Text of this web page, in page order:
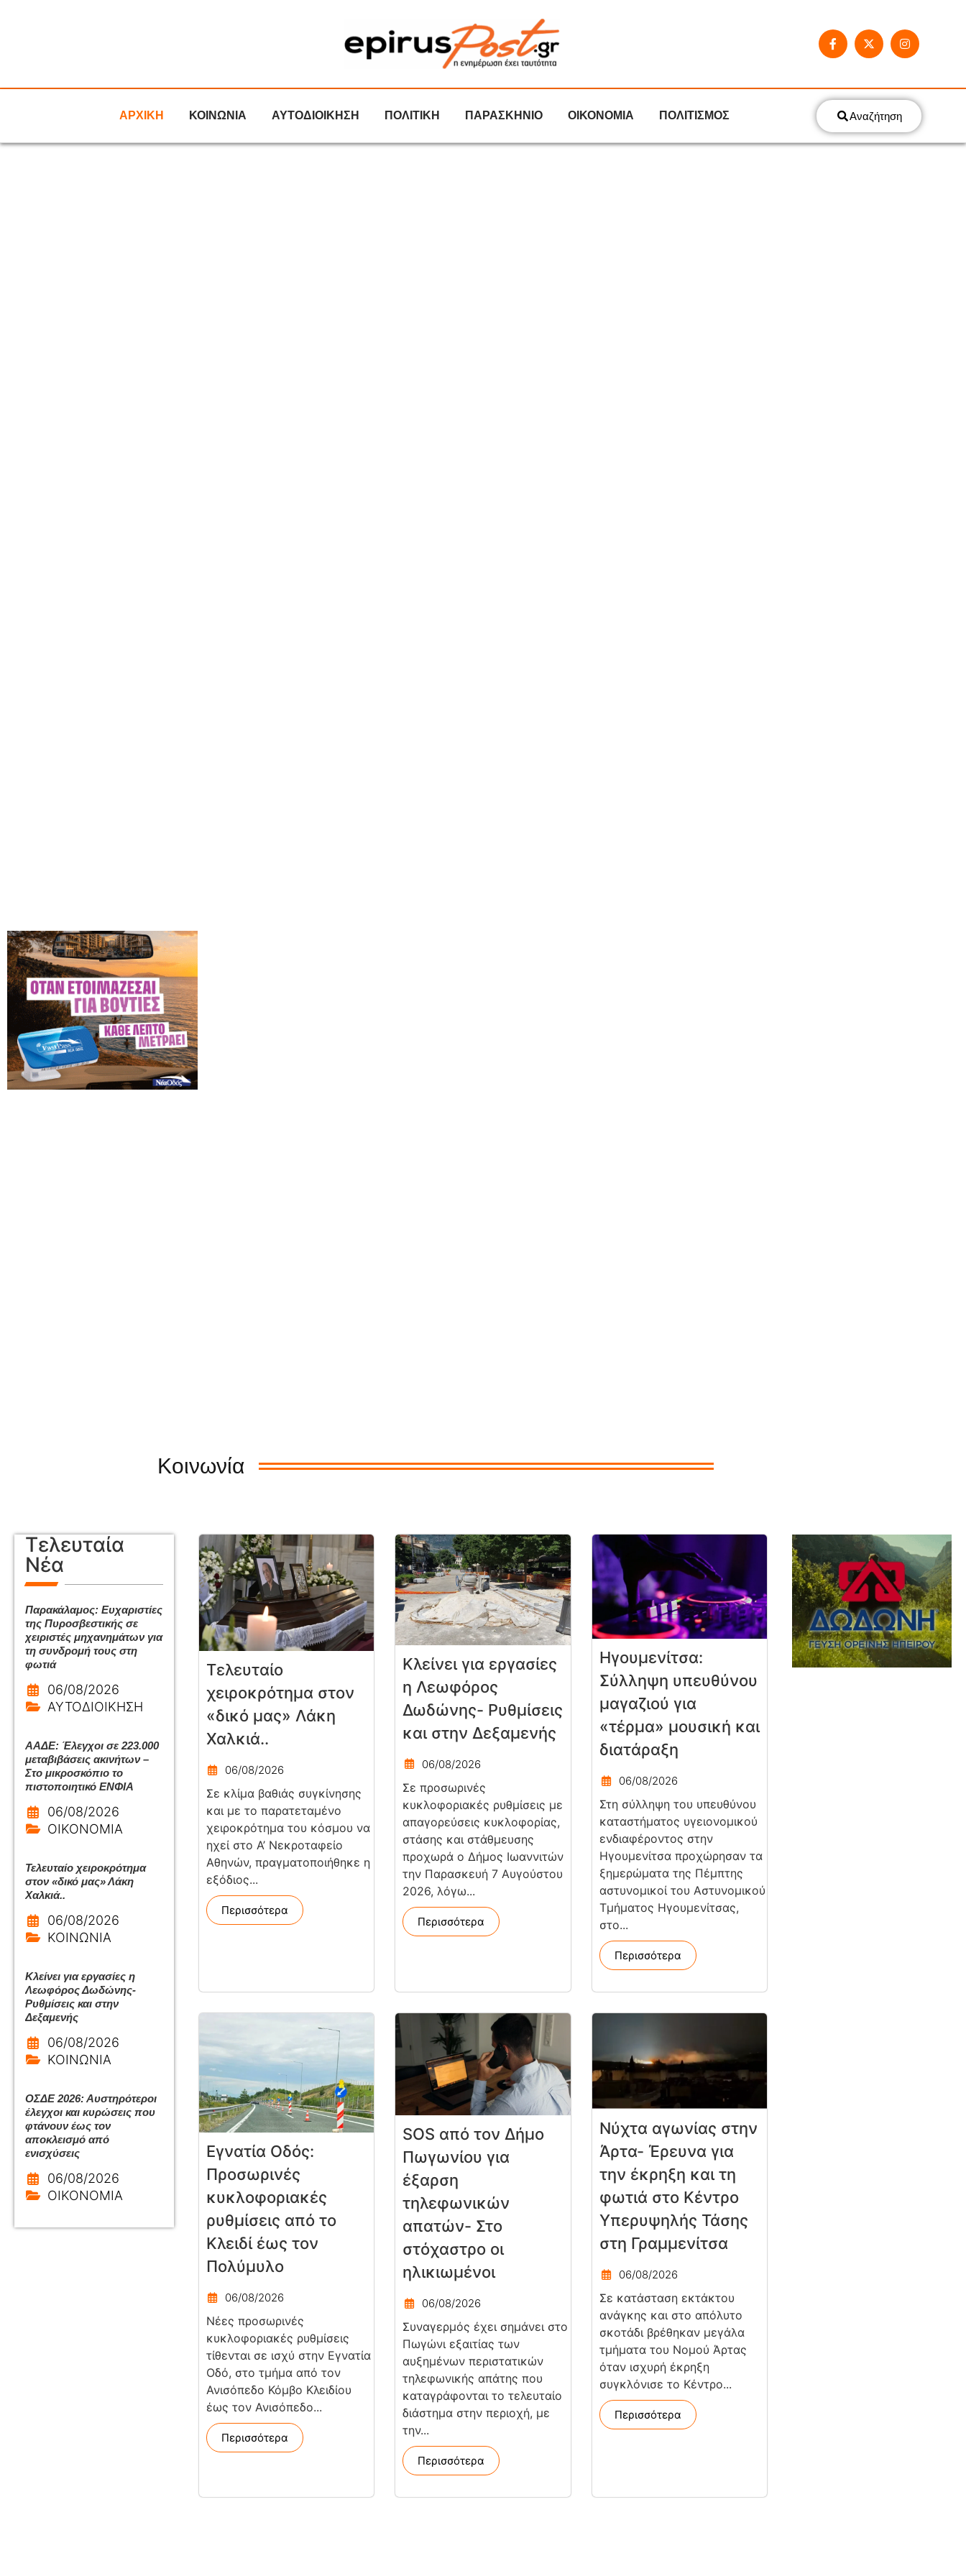
ΑΡΧΙΚΗ ΚΟΙΝΩΝΙΑ ΑΥΤΟΔΙΟΙΚΗΣΗ ΠΟΛΙΤΙΚΗ ΠΑΡΑΣΚΗΝΙΟ ΟΙΚΟΝΟΜΙΑ ΠΟΛΙΤΙΣΜΟΣ Αναζήτηση
Κοινωνία
Τελευταία
Νέα
Παρακάλαμος: Ευχαριστίες
της Πυροσβεστικής σε
χειριστές μηχανημάτων για
τη συνδρομή τους στη
φωτιά
06/08/2026
ΑΥΤΟΔΙΟΙΚΗΣΗ
ΑΑΔΕ: Έλεγχοι σε 223.000
μεταβιβάσεις ακινήτων –
Στο μικροσκόπιο το
πιστοποιητικό ΕΝΦΙΑ
06/08/2026
ΟΙΚΟΝΟΜΙΑ
Τελευταίο χειροκρότημα
στον «δικό μας» Λάκη
Χαλκιά..
06/08/2026
ΚΟΙΝΩΝΙΑ
Κλείνει για εργασίες η
Λεωφόρος Δωδώνης-
Ρυθμίσεις και στην
Δεξαμενής
06/08/2026
ΚΟΙΝΩΝΙΑ
ΟΣΔΕ 2026: Αυστηρότεροι
έλεγχοι και κυρώσεις που
φτάνουν έως τον
αποκλεισμό από
ενισχύσεις
06/08/2026
ΟΙΚΟΝΟΜΙΑ
Τελευταίο
χειροκρότημα στον
«δικό μας» Λάκη
Χαλκιά..
06/08/2026
Σε κλίμα βαθιάς συγκίνησης
και με το παρατεταμένο
χειροκρότημα του κόσμου να
ηχεί στο Α’ Νεκροταφείο
Αθηνών, πραγματοποιήθηκε η
εξόδιος...
Περισσότερα
Κλείνει για εργασίες
η Λεωφόρος
Δωδώνης- Ρυθμίσεις
και στην Δεξαμενής
06/08/2026
Σε προσωρινές
κυκλοφοριακές ρυθμίσεις με
απαγορεύσεις κυκλοφορίας,
στάσης και στάθμευσης
προχωρά ο Δήμος Ιωαννιτών
την Παρασκευή 7 Αυγούστου
2026, λόγω...
Περισσότερα
Ηγουμενίτσα:
Σύλληψη υπευθύνου
μαγαζιού για
«τέρμα» μουσική και
διατάραξη
06/08/2026
Στη σύλληψη του υπευθύνου
καταστήματος υγειονομικού
ενδιαφέροντος στην
Ηγουμενίτσα προχώρησαν τα
ξημερώματα της Πέμπτης
αστυνομικοί του Αστυνομικού
Τμήματος Ηγουμενίτσας,
στο...
Περισσότερα
Εγνατία Οδός:
Προσωρινές
κυκλοφοριακές
ρυθμίσεις από το
Κλειδί έως τον
Πολύμυλο
06/08/2026
Νέες προσωρινές
κυκλοφοριακές ρυθμίσεις
τίθενται σε ισχύ στην Εγνατία
Οδό, στο τμήμα από τον
Ανισόπεδο Κόμβο Κλειδίου
έως τον Ανισόπεδο...
Περισσότερα
SOS από τον Δήμο
Πωγωνίου για
έξαρση
τηλεφωνικών
απατών- Στο
στόχαστρο οι
ηλικιωμένοι
06/08/2026
Συναγερμός έχει σημάνει στο
Πωγώνι εξαιτίας των
αυξημένων περιστατικών
τηλεφωνικής απάτης που
καταγράφονται το τελευταίο
διάστημα στην περιοχή, με
την...
Περισσότερα
Νύχτα αγωνίας στην
Άρτα- Έρευνα για
την έκρηξη και τη
φωτιά στο Κέντρο
Υπερυψηλής Τάσης
στη Γραμμενίτσα
06/08/2026
Σε κατάσταση εκτάκτου
ανάγκης και στο απόλυτο
σκοτάδι βρέθηκαν μεγάλα
τμήματα του Νομού Άρτας
όταν ισχυρή έκρηξη
συγκλόνισε το Κέντρο...
Περισσότερα